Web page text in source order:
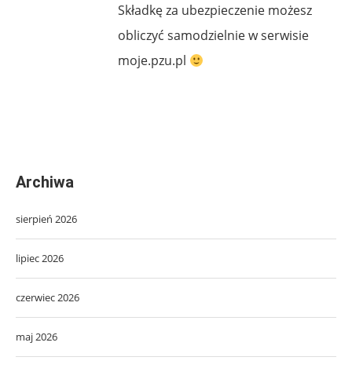
Składkę za ubezpieczenie możesz
obliczyć samodzielnie w serwisie
moje.pzu.pl
Archiwa
sierpień 2026
lipiec 2026
czerwiec 2026
maj 2026